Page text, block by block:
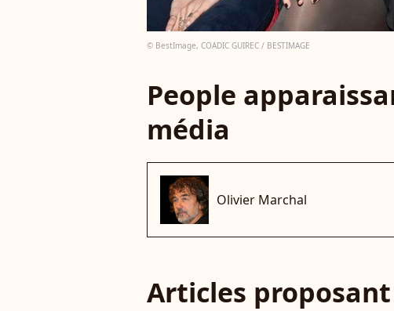
© BestImage, COADIC GUIREC / BESTIMAGE
People
média
Olivier Marchal
Articles